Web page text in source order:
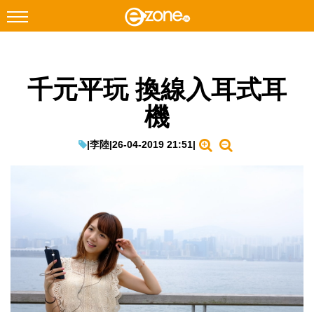
Facebook Instagram
IT Times
生成式AI與雲端應用
Enterprise Digital Transformation
千元平玩 換線入耳式耳
機
|李陸|26-04-2019 21:51|